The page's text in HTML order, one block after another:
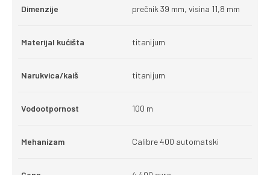
Dimenzije prečnik 39 mm, visina 11,8 mm
Materijal kućišta titanijum
Narukvica/kaiš titanijum
Vodootpornost 100 m
Mehanizam Calibre 400 automatski